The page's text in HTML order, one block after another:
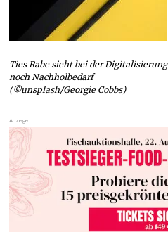
Ties Rabe sieht bei der Digitalisierung
noch Nachholbedarf
(©unsplash/Georgie Cobbs)